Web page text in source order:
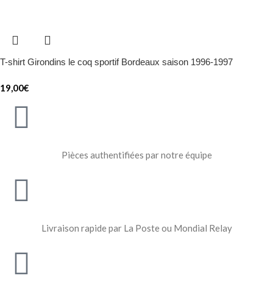
T-shirt Girondins le coq sportif Bordeaux saison 1996-1997
19,00€
Pièces authentifiées par notre équipe
Livraison rapide par La Poste ou Mondial Relay